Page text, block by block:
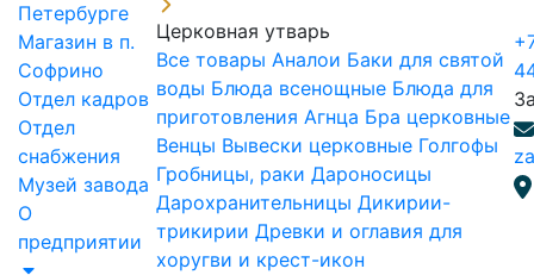
Петербурге
Магазин в п.
Софрино
Отдел кадров
Отдел
снабжения
Музей завода
О
предприятии
Церковная утварь
Все товары Аналои Баки для святой
воды Блюда всенощные Блюда для
приготовления Агнца Бра церковные
Венцы Вывески церковные Голгофы
Гробницы, раки Дароносицы
Дарохранительницы Дикирии-
трикирии Древки и оглавия для
хоругви и крест-икон